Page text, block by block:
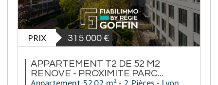
PRIX 315 000 €
APPARTEMENT T2 DE 52 M2
RENOVE - PROXIMITE PARC...
Appartement 52.02 m² - 2 Pièces - Lyon